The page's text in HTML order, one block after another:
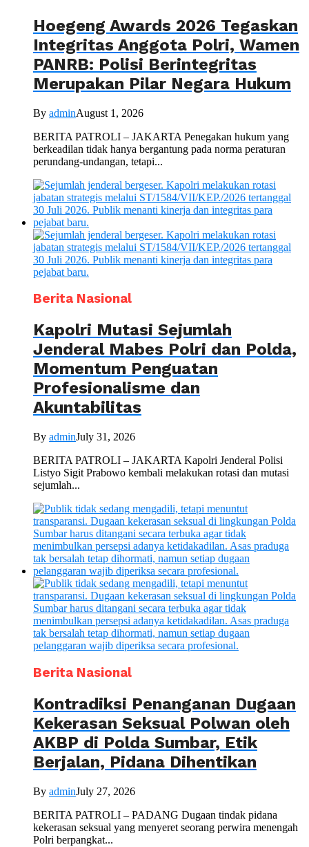
Hoegeng Awards 2026 Tegaskan
Integritas Anggota Polri, Wamen
PANRB: Polisi Berintegritas
Merupakan Pilar Negara Hukum
By adminAugust 1, 2026
BERITA PATROLI – JAKARTA Penegakan hukum yang
berkeadilan tidak hanya bergantung pada norma peraturan
perundang-undangan, tetapi...
Berita Nasional
Kapolri Mutasi Sejumlah
Jenderal Mabes Polri dan Polda,
Momentum Penguatan
Profesionalisme dan
Akuntabilitas
By adminJuly 31, 2026
BERITA PATROLI – JAKARTA Kapolri Jenderal Polisi
Listyo Sigit Prabowo kembali melakukan rotasi dan mutasi
sejumlah...
Berita Nasional
Kontradiksi Penanganan Dugaan
Kekerasan Seksual Polwan oleh
AKBP di Polda Sumbar, Etik
Berjalan, Pidana Dihentikan
By adminJuly 27, 2026
BERITA PATROLI – PADANG Dugaan tindak pidana
kekerasan seksual yang menyeret seorang perwira menengah
Polri berpangkat...